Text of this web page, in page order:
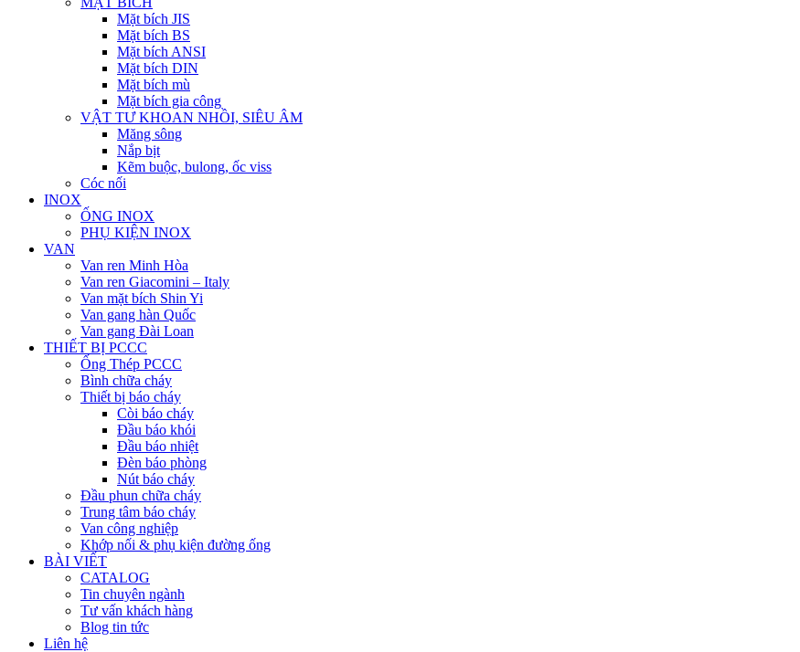
Mặt bích JIS
Mặt bích BS
Mặt bích ANSI
Mặt bích DIN
Mặt bích mù
Mặt bích gia công
VẬT TƯ KHOAN NHỒI, SIÊU ÂM
Măng sông
Nắp bịt
Kẽm buộc, bulong, ốc viss
Cóc nối
INOX
ỐNG INOX
PHỤ KIỆN INOX
VAN
Van ren Minh Hòa
Van ren Giacomini – Italy
Van mặt bích Shin Yi
Van gang hàn Quốc
Van gang Đài Loan
THIẾT BỊ PCCC
Ống Thép PCCC
Bình chữa cháy
Thiết bị báo cháy
Còi báo cháy
Đầu báo khói
Đầu báo nhiệt
Đèn báo phòng
Nút báo cháy
Đầu phun chữa cháy
Trung tâm báo cháy
Van công nghiệp
Khớp nối & phụ kiện đường ống
BÀI VIẾT
CATALOG
Tin chuyên ngành
Tư vấn khách hàng
Blog tin tức
Liên hệ